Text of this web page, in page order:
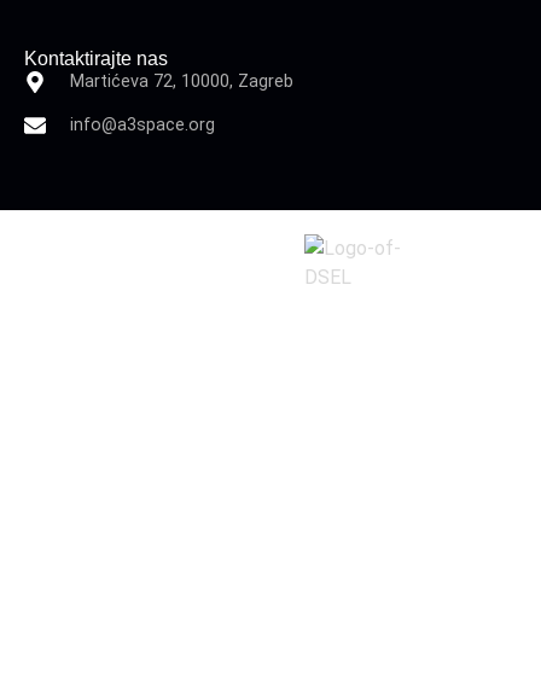
Kontaktirajte nas
Martićeva 72, 10000, Zagreb
info@a3space.org